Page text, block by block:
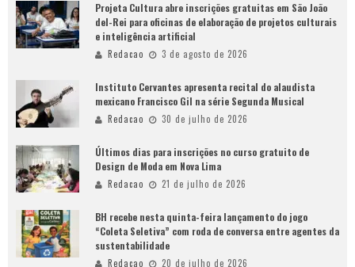
Projeta Cultura abre inscrições gratuitas em São João
del-Rei para oficinas de elaboração de projetos culturais
e inteligência artificial
Redacao 3 de agosto de 2026
Instituto Cervantes apresenta recital do alaudista
mexicano Francisco Gil na série Segunda Musical
Redacao 30 de julho de 2026
Últimos dias para inscrições no curso gratuito de
Design de Moda em Nova Lima
Redacao 21 de julho de 2026
BH recebe nesta quinta-feira lançamento do jogo
“Coleta Seletiva” com roda de conversa entre agentes da
sustentabilidade
Redacao 20 de julho de 2026